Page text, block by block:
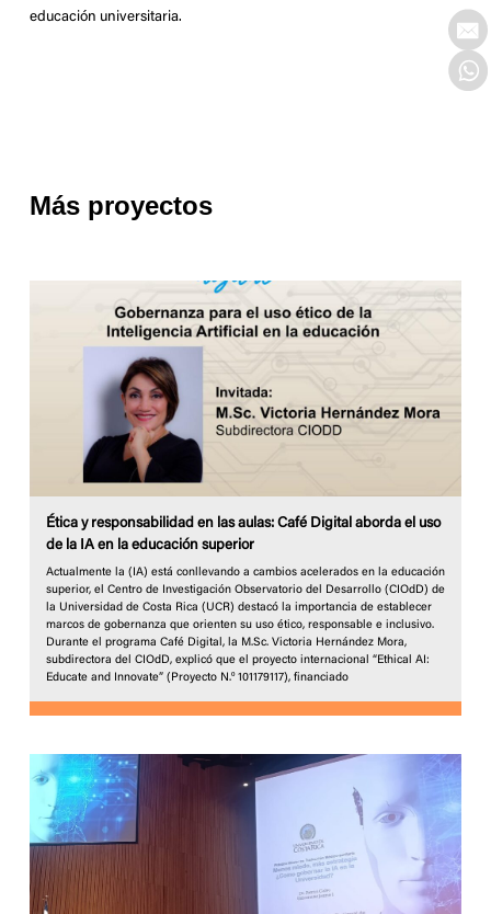
educación universitaria.
Más proyectos
Ética y responsabilidad en las aulas: Café Digital aborda el uso
de la IA en la educación superior
Actualmente la (IA) está conllevando a cambios acelerados en la educación
superior, el Centro de Investigación Observatorio del Desarrollo (CIOdD) de
la Universidad de Costa Rica (UCR) destacó la importancia de establecer
marcos de gobernanza que orienten su uso ético, responsable e inclusivo.
Durante el programa Café Digital, la M.Sc. Victoria Hernández Mora,
subdirectora del CIOdD, explicó que el proyecto internacional “Ethical AI:
Educate and Innovate” (Proyecto N.º 101179117), financiado